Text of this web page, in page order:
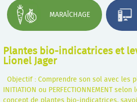
MARAÎCHAGE
Plantes bio-indicatrices et
Lionel Jager
Objectif : Comprendre son sol avec les
INITIATION ou PERFECTIONNEMENT
concept de plantes bio-indicatrices,